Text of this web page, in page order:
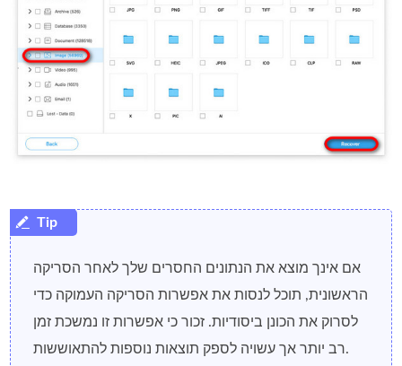
אם אינך מוצא את הנתונים החסרים שלך לאחר הסריקה
הראשונית, תוכל לנסות את אפשרות הסריקה העמוקה כדי
לסרוק את הכונן ביסודיות. זכור כי אפשרות זו נמשכת זמן
רב יותר אך עשויה לספק תוצאות נוספות להתאוששות.